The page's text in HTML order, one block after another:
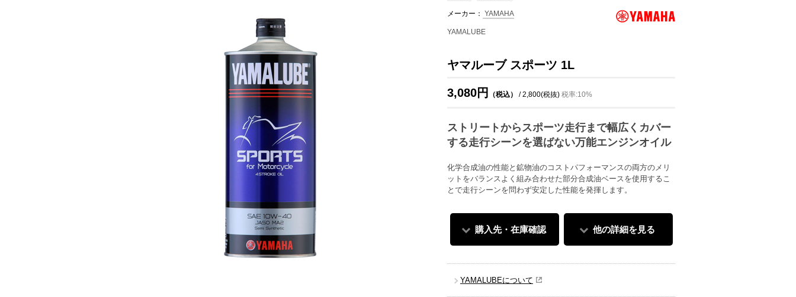
メーカー： YAMAHA
YAMALUBE
ヤマルーブ スポーツ 1L
3,080円 （税込） / 2,800(税抜) 税率:10%
ストリートからスポーツ走行まで幅広くカバー
する走行シーンを選ばない万能エンジンオイル
化学合成油の性能と鉱物油のコストパフォーマンスの両方のメリ
ットをバランスよく組み合わせた部分合成油ベースを使用するこ
とで走行シーンを問わず安定した性能を発揮します。
購入先・在庫確認 他の詳細を見る
YAMALUBEについて